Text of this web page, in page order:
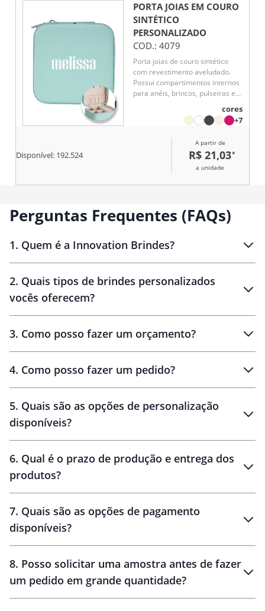
PORTA JOIAS EM COURO
SINTÉTICO
PERSONALIZADO
COD.: 4079
Porta joias de couro sintético
com revestimento aveludado.
Possui compartimentos internos
para anéis, brincos, pulseiras e
cores
+7
Disponível: 192.524
A partir de
R$ 21,03*
a unidade
Perguntas Frequentes (FAQs)
1. Quem é a Innovation Brindes?
Brindes personalizados
2. Quais tipos de brindes personalizados
vocês oferecem?
personalizados
3. Como posso fazer um orçamento?
brinde
personalização
4. Como posso fazer um pedido?
amostra virtual
5. Quais são as opções de personalização
disponíveis?
6. Qual é o prazo de produção e entrega dos
produtos?
10 dias
brinde
48 horas
7. Quais são as opções de pagamento
disponíveis?
8. Posso solicitar uma amostra antes de fazer
um pedido em grande quantidade?